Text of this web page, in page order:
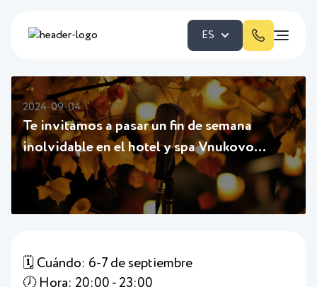
ES
2024-09-04
Te invitamos a pasar un fin de semana
inolvidable en el hotel y spa Vnukovo
Village Park, sintonizarte con la ola del
otoño, buena música y recargar energías de
buen humor🍁💥
🗓 Cuándo: 6-7 de septiembre
🕖 Hora: 20:00 - 23:00